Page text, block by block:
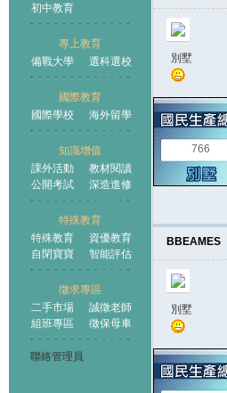
初中教育
專上教育
備戰大學
選科選校
國際教育
國際學校
海外留學
知識增值
課外活動
教材閱讀
公開考試
深造進修
特殊教育
特殊教育
資優教育
自閉寶寶
智能評估
徵求專區
二手市場
誠徵老師
組班專區
徵保母車
聯絡管理員
別墅
766
BBEAMES
別墅